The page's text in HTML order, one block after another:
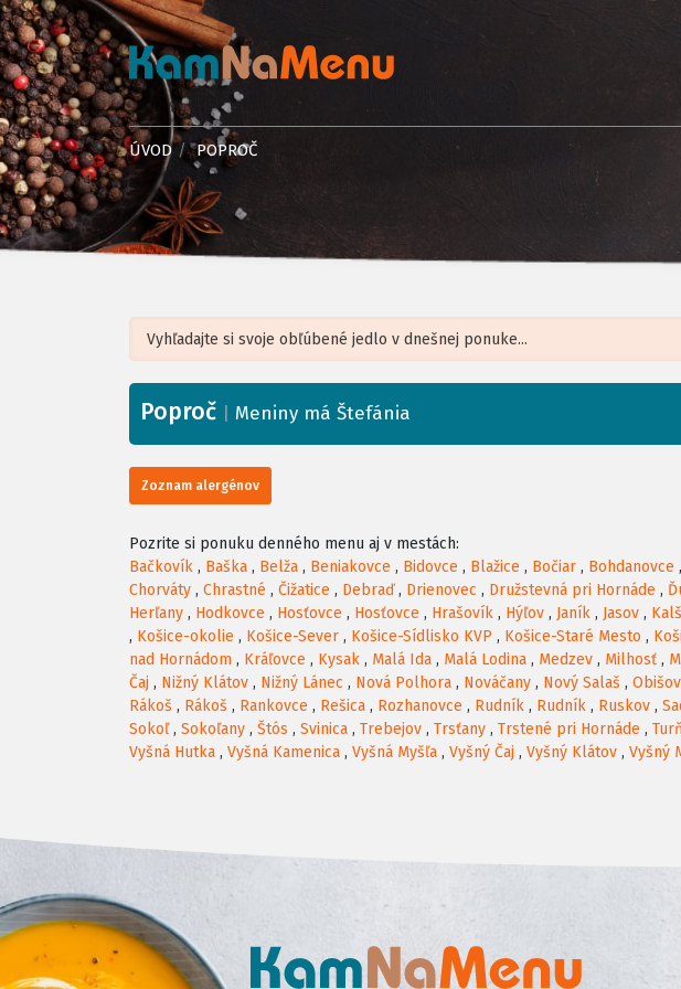
ÚVOD POPROČ
+
−
Poproč Meniny má Štefánia
Zoznam alergénov
Pozrite si ponuku denného menu aj v mestách:
Bačkovík , Baška , Belža , Beniakovce , Bidovce , Blažice , Bočiar , Bohdanovce ,
Chorváty , Chrastné , Čižatice , Debraď, Drienovec , Družstevná pri Hornáde ,
Herľany , Hodkovce , Hosťovce , Hosťovce , Hrašovík , Hýľov , Janík , Jasov ,
, Košice-okolie , Košice-Sever , Košice-Sídlisko KVP , Košice-Staré Mesto ,
nad Hornádom , Kráľovce , Kysak , Malá Ida , Malá Lodina , Medzev , Milhosť ,
Čaj , Nižný Klátov , Nižný Lánec , Nová Polhora , Nováčany , Nový Salaš ,
Rákoš , Rákoš , Rankovce , Rešica , Rozhanovce , Rudník , Rudník , Ruskov ,
Sokoľ, Sokoľany , Štós , Svinica , Trebejov , Trsťany , Trstené pri Hornáde ,
Vyšná Hutka , Vyšná Kamenica , Vyšná Myšľa , Vyšný Čaj , Vyšný Klátov , Vyšný